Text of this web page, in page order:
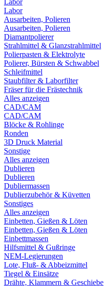
Labor
Labor
Ausarbeiten, Polieren
Ausarbeiten, Polieren
Diamantpolierer
Strahlmittel & Glanzstrahlmittel
Polierpasten & Elektrolyte
Polierer, Bürsten & Schwabbel
Schleifmittel
Staubfilter & Laborfilter
Fräser für die Frästechnik
Alles anzeigen
CAD/CAM
CAD/CAM
Blöcke & Rohlinge
Ronden
3D Druck Material
Sonstige
Alles anzeigen
Dublieren
Dublieren
Dubliermassen
Dublierzubehör & Küvetten
Sonstiges
Alles anzeigen
Einbetten, Gießen & Löten
Einbetten, Gießen & Löten
Einbettmassen
Hilfsmittel & Gußringe
NEM-Legierungen
Lote, Fluß- & Abbeizmittel
Tiegel & Einsätze
Drähte, Klammern & Geschiebe